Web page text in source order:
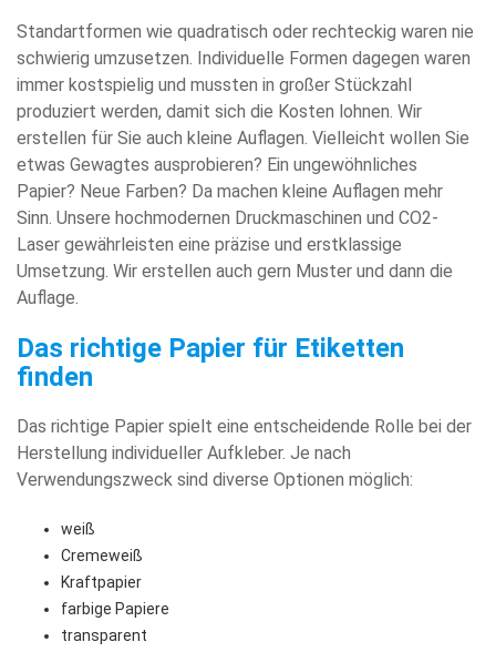
Standartformen wie quadratisch oder rechteckig waren nie
schwierig umzusetzen. Individuelle Formen dagegen waren
immer kostspielig und mussten in großer Stückzahl
produziert werden, damit sich die Kosten lohnen. Wir
erstellen für Sie auch kleine Auflagen. Vielleicht wollen Sie
etwas Gewagtes ausprobieren? Ein ungewöhnliches
Papier? Neue Farben? Da machen kleine Auflagen mehr
Sinn. Unsere hochmodernen Druckmaschinen und CO2-
Laser gewährleisten eine präzise und erstklassige
Umsetzung. Wir erstellen auch gern Muster und dann die
Auflage.
Das richtige Papier für Etiketten
finden
Das richtige Papier spielt eine entscheidende Rolle bei der
Herstellung individueller Aufkleber. Je nach
Verwendungszweck sind diverse Optionen möglich:
weiß
Cremeweiß
Kraftpapier
farbige Papiere
transparent